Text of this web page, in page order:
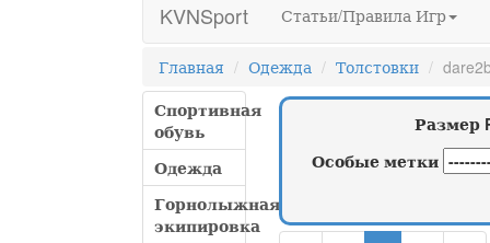
KVNSport Статьи/Правила Игр
Главная Одежда Толстовки
Спортивная
обувь
Одежда
Горнолыжная
экипировка
Размер
Особые метки